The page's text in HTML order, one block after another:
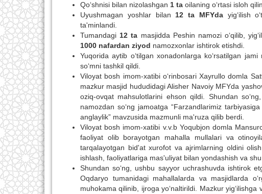
Qo‘shnisi bilan nizolashgan 1 ta oilaning o‘rtasi isloh
Uyushmagan yoshlar bilan 12 ta MFYdayig‘ilish
ta'minlandi.
Tumandagi 12 ta masjidda Peshin namozi o‘qilib,
1000 nafardan ziyod namozxonlar ishtirok etishdi.
Yuqorida aytib o‘tilgan xonadonlarga ko‘rsatilgan
so‘mni tashkil qildi.
Viloyat bosh imom-xatibi o‘rinbosari Xayrullo domla
mazkur masjid hududidagi Alisher Navoiy MFYda
oziq-ovqat mahsulotlarini ehson qildi. Shundan
namozdan so‘ng jamoatga “Farzandlarimiz
anglaylik” mavzusida mazmunli ma'ruza qilib berdi.
Viloyat bosh imom-xatibi v.v.b Yoqubjon domla
faoliyat olib borayotgan mahalla mullalari va
tarqalayotgan bid'at xurofot va ajrimlarning oldini
ishlash, faoliyatlariga mas'uliyat bilan yondashish va
Shundan so‘ng, ushbu sayyor uchrashuvda ishtirok
Oqdaryo tumanidagi mahallalarda va masjidlarda
muhokama qilinib, ijroga yo‘naltirildi. Mazkur